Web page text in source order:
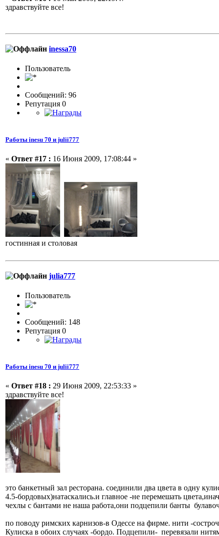
здравствуйте все!
inessa70
Пользовaтeль
Сообщений: 96
Репутация 0
Работы inesu 70 и julii777
« Ответ #17 : 16 Июня 2009, 17:08:44 »
гостинная и столовая
julia777
Пользовaтeль
Сообщений: 148
Репутация 0
Работы inesu 70 и julii777
« Ответ #18 : 29 Июня 2009, 22:53:33 »
здравствуйте все!
это банкетный зал ресторана. соединили два цвета в одну
4.5-бордовых)натаскались.и главное -не перемешать
чехлы с бантами не наша работа,они
по поводу римских карнизов-в Одессе на фирме. нити -
Кулиска в обоих случаях -бордо. Подцепили- перевязали